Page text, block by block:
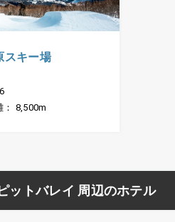
スキー場
： 8,500m
ットバレイ 周辺のホテル